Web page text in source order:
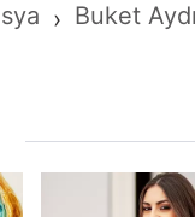
› Buket